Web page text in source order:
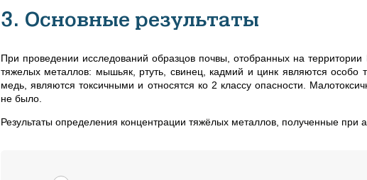
3. Основные результаты
При проведении исследований образцов почвы, отобранных на
тяжелых металлов: мышьяк, ртуть, свинец, кадмий и цинк являются особо
медь, являются токсичными и относятся ко 2 классу опасности.
не было.
Результаты определения концентрации тяжёлых металлов, полученные при